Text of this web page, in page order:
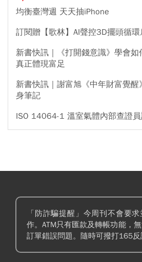
均衡臺灣週 天天抽iPhone
訂閱贈【歌林】AI聲控3D擺頭循環
新書快訊｜《打開錢意識》學會
真正體現富足
新書快訊｜謝富旭《中年財富覺
身筆記
ISO 14064-1 溫室氣體內部查證
「防詐騙提醒」今周刊不會要
作。ATM只有匯款及轉帳功能，
訂單錯誤問題。隨時可撥打165反